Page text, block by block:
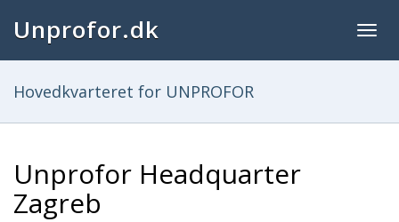
Unprofor.dk
Hovedkvarteret for UNPROFOR
Unprofor Headquarter
Zagreb